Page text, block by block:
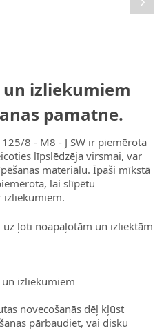
izliekumiem
pamatne.
125/8 - M8 - J SW ir piemērota
līpslēdzēja virsmai, var
materiālu. Īpaši mīkstā
lai slīpētu
izliekumiem.
ļoti noapaļotām un izliektām
izliekumiem
novecošanās dēļ kļūst
pārbaudiet, vai disku